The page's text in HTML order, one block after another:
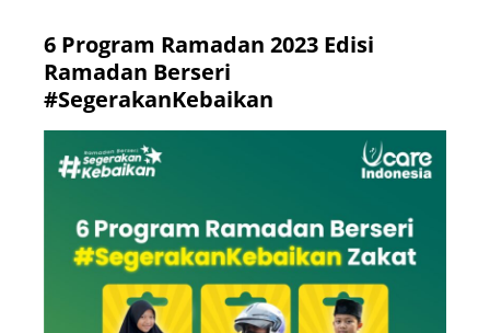
6 Program Ramadan 2023 Edisi
Ramadan Berseri
#SegerakanKebaikan